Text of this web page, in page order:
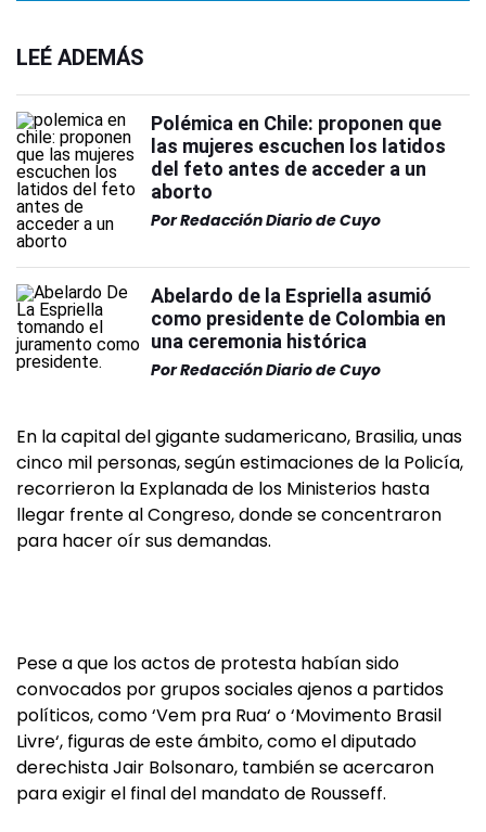
LEÉ ADEMÁS
Polémica en Chile: proponen que
las mujeres escuchen los latidos
del feto antes de acceder a un
aborto
PorRedacción Diario de Cuyo
Abelardo de la Espriella asumió
como presidente de Colombia en
una ceremonia histórica
PorRedacción Diario de Cuyo
En la capital del gigante sudamericano, Brasilia, unas
cinco mil personas, según estimaciones de la Policía,
recorrieron la Explanada de los Ministerios hasta
llegar frente al Congreso, donde se concentraron
para hacer oír sus demandas.
Pese a que los actos de protesta habían sido
convocados por grupos sociales ajenos a partidos
políticos, como ‘Vem pra Rua‘ o ‘Movimento Brasil
Livre‘, figuras de este ámbito, como el diputado
derechista Jair Bolsonaro, también se acercaron
para exigir el final del mandato de Rousseff.